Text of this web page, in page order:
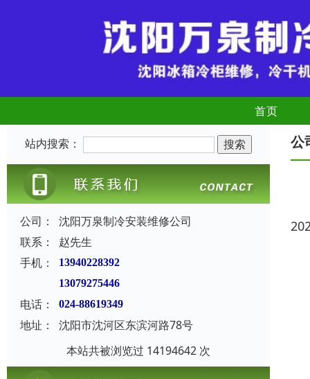
首页
站内搜索：
公司：
沈阳万泉制冷安装维修公司
联系：
赵先生
手机：
13940228392
13079275446
电话： 024-88619349
地址：
沈阳市沈河区东滨河路78号
本站共被浏览过 14194642 次
公